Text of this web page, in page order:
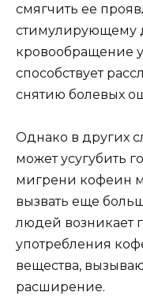
смягчить ее
стимулирующему
кровообращение
способствует
снятию болевых
Однако в других
может усугубить
мигрени кофеин
вызвать еще
людей возникает
употребления
вещества,
расширение.